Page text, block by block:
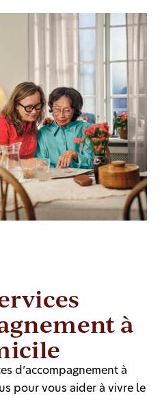
à
d’accompagnement à
pour vous aider à vivre le